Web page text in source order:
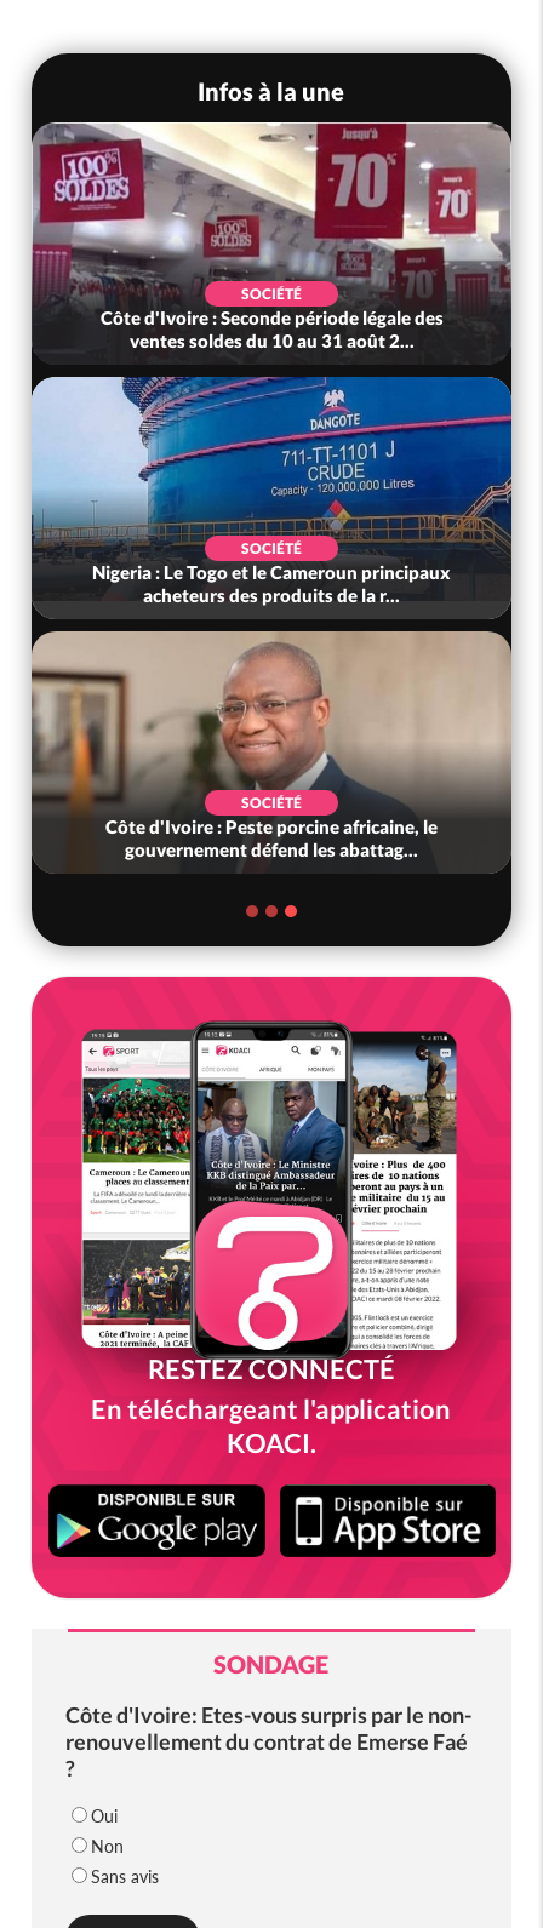
Infos à la une
SOCIÉTÉ
Côte d'Ivoire : Seconde période légale des
ventes soldes du 10 au 31 août 2...
SOCIÉTÉ
Nigeria : Le Togo et le Cameroun principaux
acheteurs des produits de la r...
SOCIÉTÉ
Côte d'Ivoire : Peste porcine africaine, le
gouvernement défend les abattag...
RESTEZ CONNECTÉ
En téléchargeant l'application
KOACI.
SONDAGE
Côte d'Ivoire: Etes-vous surpris par le non-
renouvellement du contrat de Emerse Faé
?
Oui
Non
Sans avis